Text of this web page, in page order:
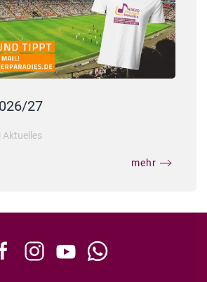
27
Aktuelles
mehr